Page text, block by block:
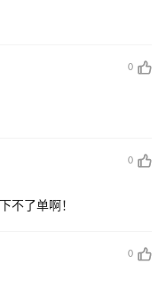
0
0
不了单啊！
0